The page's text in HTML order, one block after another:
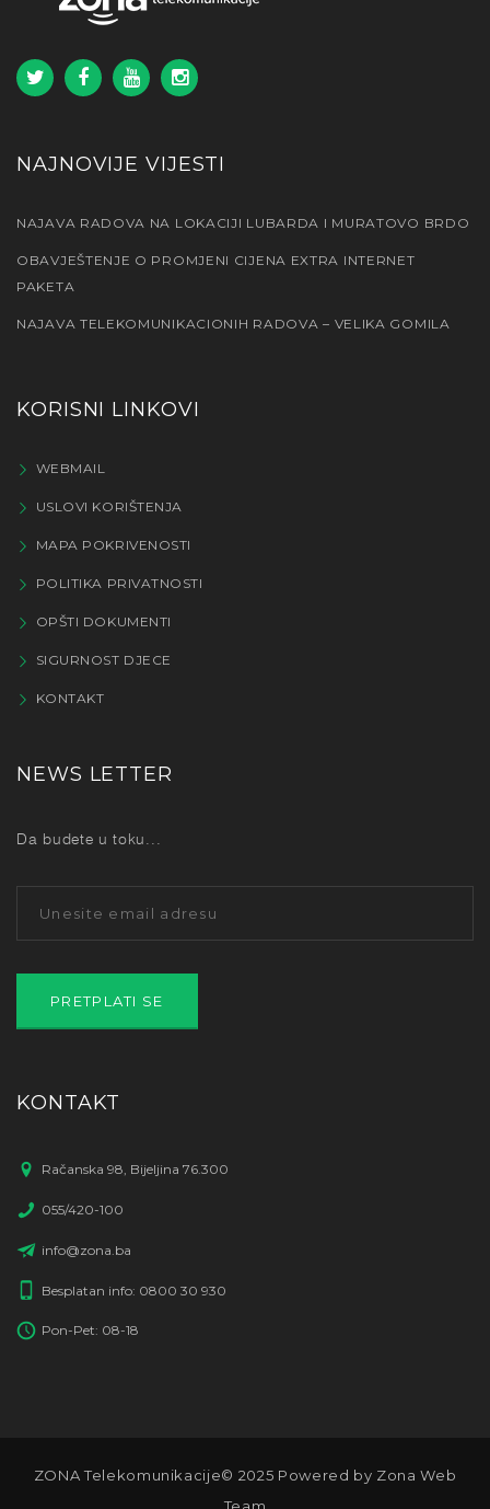
NAJNOVIJE VIJESTI
NAJAVA RADOVA NA LOKACIJI LUBARDA I MURATOVO BRDO
OBAVJEŠTENJE O PROMJENI CIJENA EXTRA INTERNET
PAKETA
NAJAVA TELEKOMUNIKACIONIH RADOVA – VELIKA GOMILA
KORISNI LINKOVI
WEBMAIL
USLOVI KORIŠTENJA
MAPA POKRIVENOSTI
POLITIKA PRIVATNOSTI
OPŠTI DOKUMENTI
SIGURNOST DJECE
KONTAKT
NEWS LETTER
Da budete u toku...
KONTAKT
Račanska 98, Bijeljina 76.300
055/420-100
info@zona.ba
Besplatan info: 0800 30 930
Pon-Pet: 08-18
ZONA Telekomunikacije© 2025 Powered by Zona Web